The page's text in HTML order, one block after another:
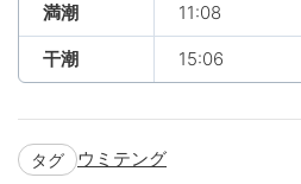
満潮 11:08
干潮 15:06
タグ ウミテング